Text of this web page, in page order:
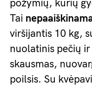
požymių, kurių
Tai
viršijantis 10 kg,
nuolatinis pečių
skausmas,
poilsis. Su